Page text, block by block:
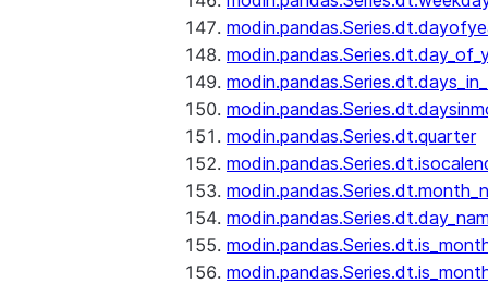
modin.pandas.Series.dt.quarter